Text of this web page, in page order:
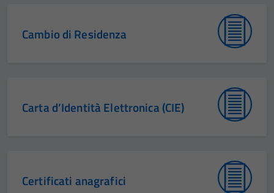
Cambio di Residenza
Carta d’Identità Elettronica (CIE)
Certificati anagrafici